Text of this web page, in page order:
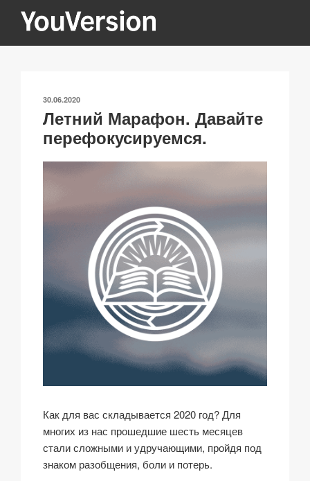
YOUVERSION
Seeking God every day.
ОПУБЛИКОВАНО
30.06.2020
Летний Марафон. Давайте
перефокусируемся.
Как для вас складывается 2020 год? Для
многих из нас прошедшие шесть месяцев
стали сложными и удручающими, пройдя под
знаком разобщения, боли и потерь.